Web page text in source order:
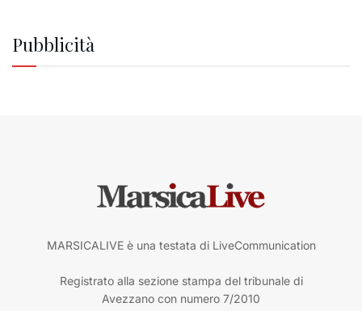
Pubblicità
MARSICALIVE è una testata di LiveCommunication
Registrato alla sezione stampa del tribunale di
Avezzano con numero 7/2010